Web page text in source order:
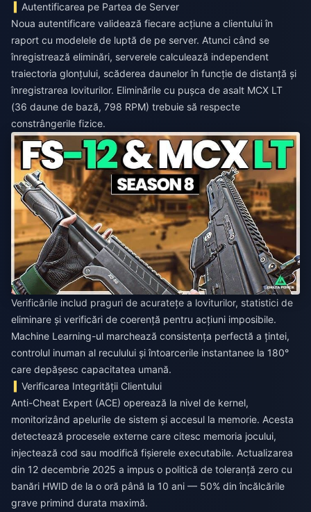
Autentificarea pe Partea de Server
Noua autentificare validează fiecare acțiune a clientului în
raport cu modelele de luptă de pe server. Atunci când se
înregistrează eliminări, serverele calculează independent
traiectoria glonțului, scăderea daunelor în funcție de distanță și
înregistrarea loviturilor. Eliminările cu pușca de asalt MCX LT
(36 daune de bază, 798 RPM) trebuie să respecte
constrângerile fizice.
Verificările includ praguri de acuratețe a loviturilor, statistici de
eliminare și verificări de coerență pentru acțiuni imposibile.
Machine Learning-ul marchează consistența perfectă a țintei,
controlul inuman al reculului și întoarcerile instantanee la 180°
care depășesc capacitatea umană.
Verificarea Integrității Clientului
Anti-Cheat Expert (ACE) operează la nivel de kernel,
monitorizând apelurile de sistem și accesul la memorie. Acesta
detectează procesele externe care citesc memoria jocului,
injectează cod sau modifică fișierele executabile. Actualizarea
din 12 decembrie 2025 a impus o politică de toleranță zero cu
banări HWID de la o oră până la 10 ani — 50% din încălcările
grave primind durata maximă.